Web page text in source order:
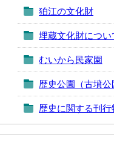
狛江の文化財
埋蔵文化財につい
むいから民家園
歴史公園（古墳公
歴史に関する刊行